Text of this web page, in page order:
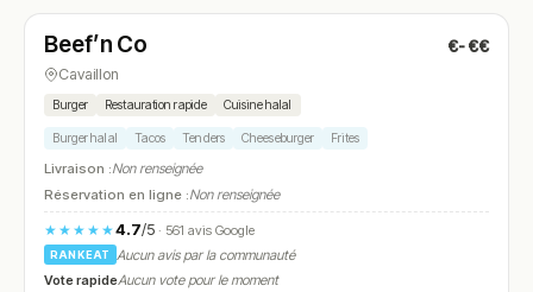
N° 18
Beef’n Co €-€€
Cavaillon
Burger Restauration rapide Cuisine halal
Burger halal Tacos Tenders Cheeseburger Frites
Livraison :Non renseignée
Réservation en ligne :Non renseignée
★★★★★4.7/5· 561 avis Google
RANKEAT
Aucun avis par la communauté
Vote rapideAucun vote pour le moment